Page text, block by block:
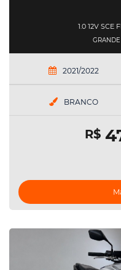
1.0 12V SCE
2021/2022
BRANCO
R$